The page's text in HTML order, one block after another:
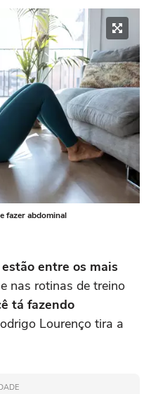
fazer abdominal
entre os mais
e nas rotinas de treino
tá fazendo
Lourenço tira a